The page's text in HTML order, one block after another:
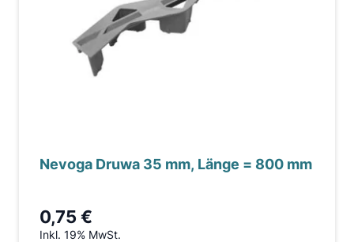
Nevoga Druwa 35 mm, Länge = 800 mm
0,75 €
Inkl. 19% MwSt.